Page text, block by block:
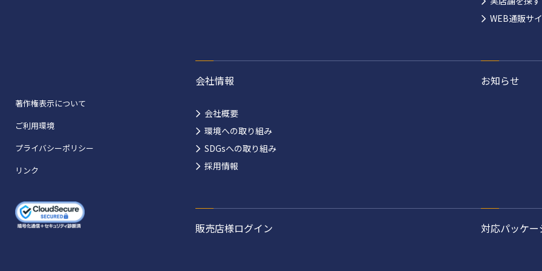
著作権表示について
ご利用環境
プライバシーポリシー
リンク
WEB通販サ
会社情報
会社概要
環境への取り組み
SDGsへの取り組み
採用情報
お知らせ
販売店様ログイン 対応パッケー